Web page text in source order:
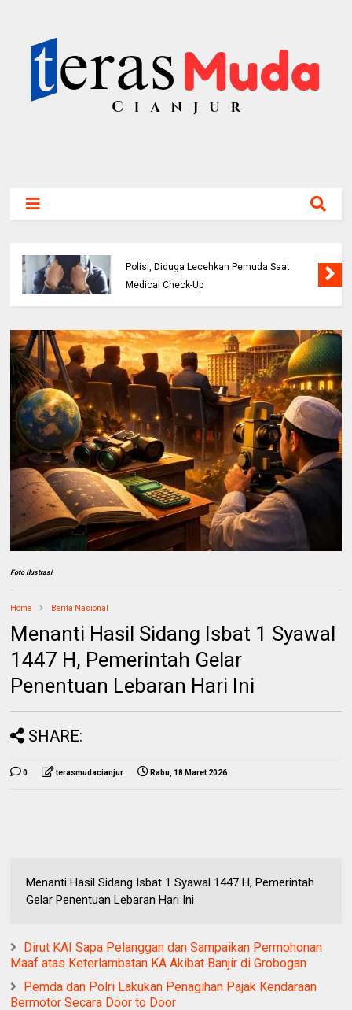
Polisi, Diduga Lecehkan Pemuda Saat
Medical Check-Up
Foto Ilustrasi
Home Berita Nasional
Menanti Hasil Sidang Isbat 1 Syawal
1447 H, Pemerintah Gelar
Penentuan Lebaran Hari Ini
SHARE:
0 terasmudacianjur Rabu, 18 Maret 2026
Menanti Hasil Sidang Isbat 1 Syawal 1447 H, Pemerintah
Gelar Penentuan Lebaran Hari Ini
Dirut KAI Sapa Pelanggan dan Sampaikan Permohonan
Maaf atas Keterlambatan KA Akibat Banjir di Grobogan
Pemda dan Polri Lakukan Penagihan Pajak Kendaraan
Bermotor Secara Door to Door